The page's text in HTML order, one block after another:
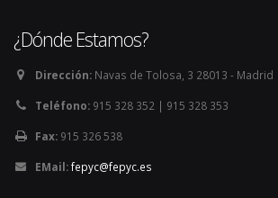
¿Dónde Estamos?
Dirección: Navas de Tolosa, 3 28013 - Madrid
Teléfono: 915 328 352 | 915 328 353
Fax: 915 326 538
EMail:fepyc@fepyc.es